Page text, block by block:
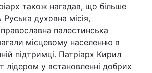
також нагадав, що більше
Руська духовна місія,
палестинська
місцевому населенню в
підтримці. Патріарх Кирил
лідером у встановленні добрих